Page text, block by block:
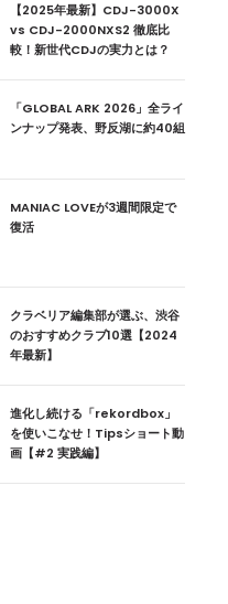
【2025年最新】CDJ-3000X
vs CDJ-2000NXS2 徹底比
較！新世代CDJの実力とは？
「GLOBAL ARK 2026」全ライ
ンナップ発表、野反湖に約40組
MANIAC LOVEが3週間限定で
復活
クラベリア編集部が選ぶ、渋谷
のおすすめクラブ10選【2024
年最新】
進化し続ける「rekordbox」
を使いこなせ！Tipsショート動
画【#2 実践編】